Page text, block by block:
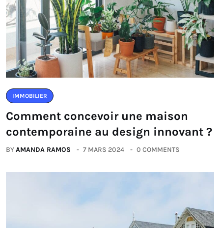
IMMOBILIER
Comment concevoir une maison
contemporaine au design innovant ?
BYAMANDA RAMOS 7 MARS 2024 0 COMMENTS